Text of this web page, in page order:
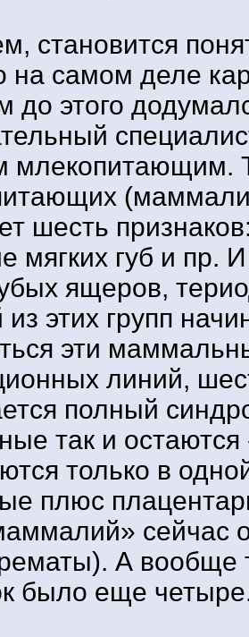
становится
на самом деле
до этого
млекопитающим.
шесть
мягких губ и пр.
ящеров,
этих групп
эти
линий,
полный
так и
только в
плюс
сейчас
А вообще
было еще